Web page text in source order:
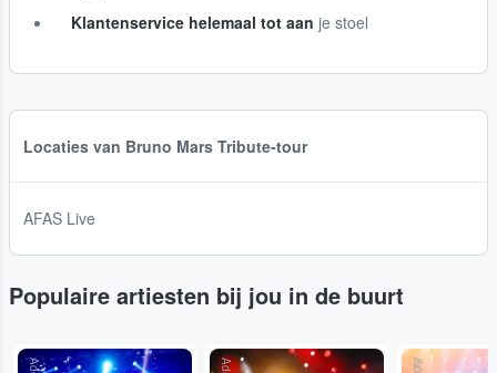
Klantenservice helemaal tot aan je stoel
Locaties van Bruno Mars Tribute-tour
AFAS Live
Populaire artiesten bij jou in de buurt